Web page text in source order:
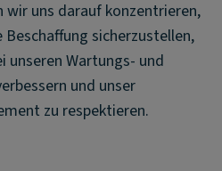
wir uns darauf konzentrieren,
sicherzustellen,
Wartungs- und
und unser
zu respektieren.